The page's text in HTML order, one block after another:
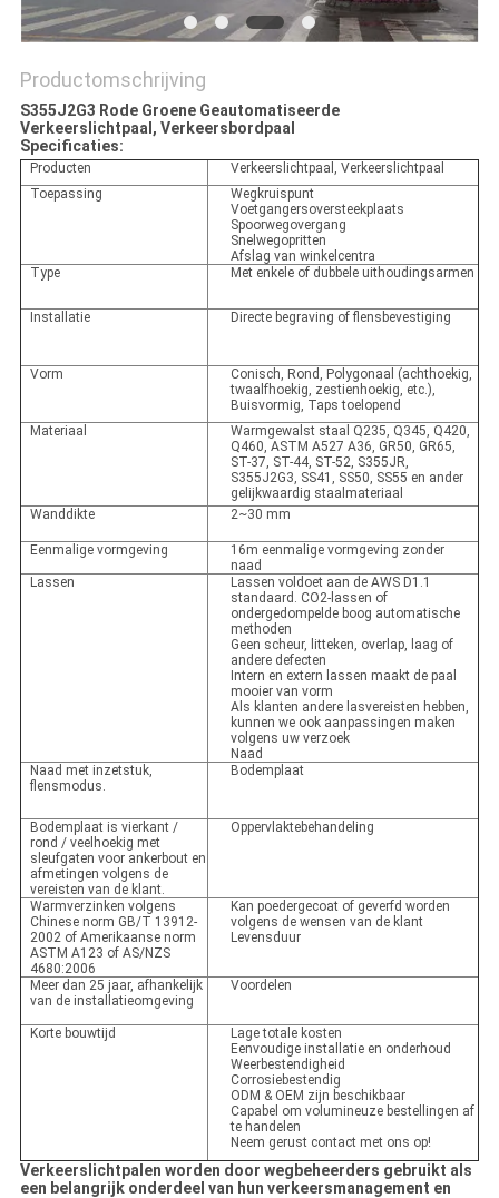
Productomschrijving
S355J2G3 Rode Groene Geautomatiseerde
Verkeerslichtpaal, Verkeersbordpaal
Specificaties:
Producten
Verkeerslichtpaal, Verkeerslichtpaal
Toepassing
Wegkruispunt
Voetgangersoversteekplaats
Spoorwegovergang
Snelwegopritten
Afslag van winkelcentra
Type
Met enkele of dubbele uithoudingsarmen
Installatie Directe begraving of flensbevestiging
Vorm
Conisch, Rond, Polygonaal (achthoekig,
twaalfhoekig, zestienhoekig, etc.),
Buisvormig, Taps toelopend
Materiaal
Warmgewalst staal Q235, Q345, Q420,
Q460, ASTM A527 A36, GR50, GR65,
ST-37, ST-44, ST-52, S355JR,
S355J2G3, SS41, SS50, SS55 en ander
gelijkwaardig staalmateriaal
Wanddikte
2~30 mm
Eenmalige vormgeving
16m eenmalige vormgeving zonder
naad
Lassen
Lassen voldoet aan de AWS D1.1
standaard. CO2-lassen of
ondergedompelde boog automatische
methoden
Geen scheur, litteken, overlap, laag of
andere defecten
Intern en extern lassen maakt de paal
mooier van vorm
Als klanten andere lasvereisten hebben,
kunnen we ook aanpassingen maken
volgens uw verzoek
Naad
Naad met inzetstuk,
flensmodus.
Bodemplaat
Bodemplaat is vierkant /
rond / veelhoekig met
sleufgaten voor ankerbout en
afmetingen volgens de
vereisten van de klant.
Oppervlaktebehandeling
Warmverzinken volgens
Chinese norm GB/T 13912-
2002 of Amerikaanse norm
ASTM A123 of AS/NZS
4680:2006
Kan poedergecoat of geverfd worden
volgens de wensen van de klant
Levensduur
Meer dan 25 jaar, afhankelijk
van de installatieomgeving
Voordelen
Korte bouwtijd
Lage totale kosten
Eenvoudige installatie en onderhoud
Weerbestendigheid
Corrosiebestendig
ODM & OEM zijn beschikbaar
Capabel om volumineuze bestellingen af
te handelen
Neem gerust contact met ons op!
Verkeerslichtpalen worden door wegbeheerders gebruikt als
een belangrijk onderdeel van hun verkeersmanagement en